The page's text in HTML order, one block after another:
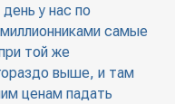
у нас по
самые
той же
выше, и там
ценам падать